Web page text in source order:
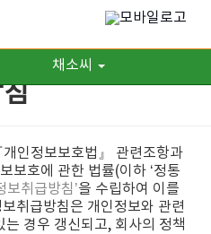
채소씨
개인정보보호법』 관련조항과
보호에 관한 법률(이하 ‘정통
보취급방침’을 수립하여 이를
취급방침은 개인정보와 관련
경우 갱신되고, 회사의 정책